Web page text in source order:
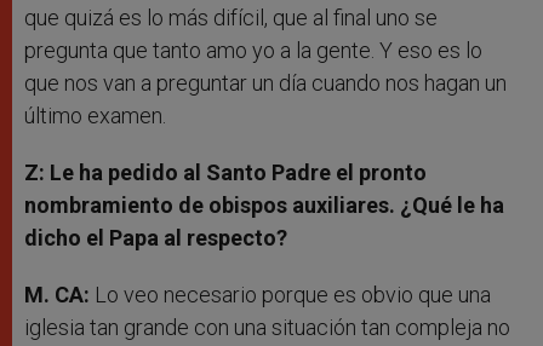
que quizá es lo más difícil, que al final uno se
pregunta que tanto amo yo a la gente. Y eso es lo
que nos van a preguntar un día cuando nos hagan un
último examen.
Z: Le ha pedido al Santo Padre el pronto
nombramiento de obispos auxiliares. ¿Qué le ha
dicho el Papa al respecto?
M. CA: Lo veo necesario porque es obvio que una
iglesia tan grande con una situación tan compleja no